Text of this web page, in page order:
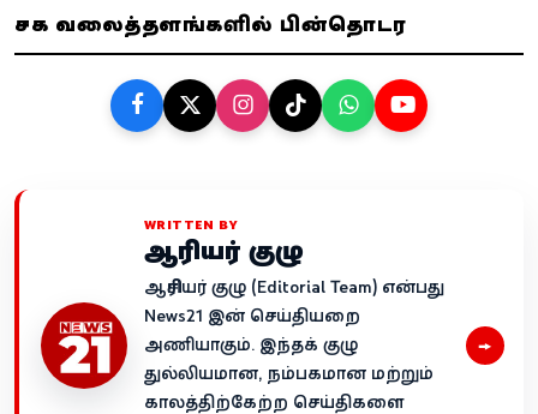
சமூக வலைத்தளங்களில் பின்தொடர
WRITTEN BY
ஆசிரியர் குழு
ஆசிரியர் குழு (Editorial Team) என்பது
News21 இன் செய்தியறை
அணியாகும். இந்தக் குழு
துல்லியமான, நம்பகமான மற்றும்
காலத்திற்கேற்ற செய்திகளை
→